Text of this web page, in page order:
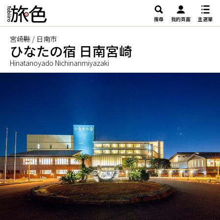
搜尋 我的頁面 主選單
宮崎縣 / 日南市
ひなたの宿 日南宮崎
Hinatanoyado Nichinanmiyazaki